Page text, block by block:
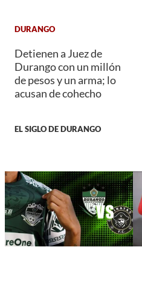
DURANGO
Detienen a Juez de
Durango con un millón
de pesos y un arma; lo
acusan de cohecho
EL SIGLO DE DURANGO